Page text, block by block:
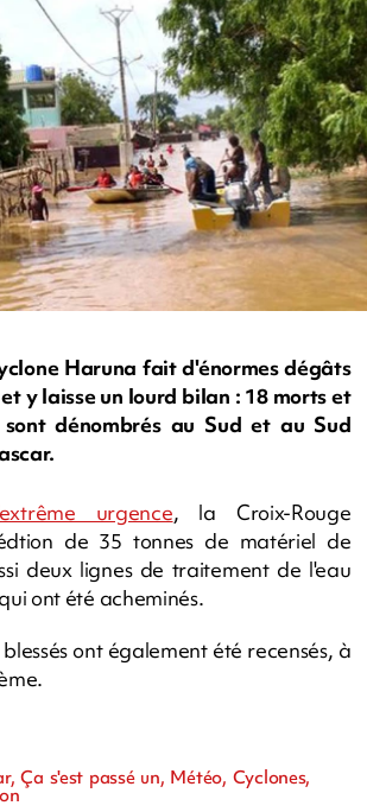
Haruna fait d'énormes dégâts
y laisse un lourd bilan : 18 morts et
dénombrés au Sud et au Sud
urgence, la Croix-Rouge
de 35 tonnes de matériel de
deux lignes de traitement de l'eau
ont été acheminés.
ont également été recensés, à
Ça s'est passé un, Météo, Cyclones,